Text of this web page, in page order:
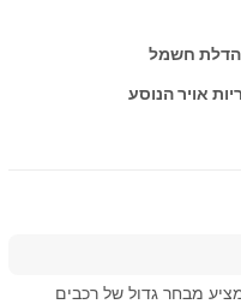
הדלת חשמל
אויר הנוסע
מבחר גדול של רכבים